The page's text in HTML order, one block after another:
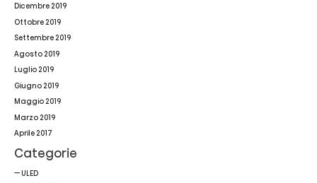
Dicembre 2019
Ottobre 2019
Settembre 2019
Agosto 2019
Luglio 2019
Giugno 2019
Maggio 2019
Marzo 2019
Aprile 2017
Categorie
— ULED